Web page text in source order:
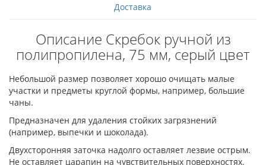
Доставка
Описание Скребок ручной из
полипропилена, 75 мм, серый цвет
Небольшой размер позволяет хорошо очищать малые
участки и предметы круглой формы, например, большие
чаны.
Предназначен для удаления стойких загрязнений
(например, выпечки и шоколада).
Двухсторонняя заточка надолго оставляет лезвие острым.
Не оставляет царапин на чувствительных поверхностях.